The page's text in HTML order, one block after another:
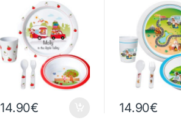
14.90€ 14.90€